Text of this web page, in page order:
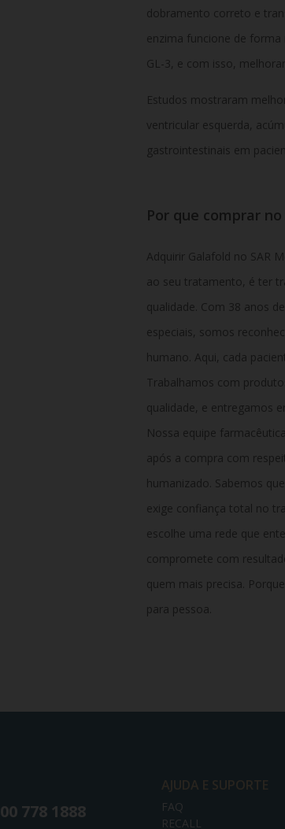
dobramento correto e
enzima funcione de
GL-3, e com isso,
Estudos mostraram
ventricular esquerda,
gastrointestinais em
Por que comprar
Adquirir Galafold no SAR
ao seu tratamento, é ter
qualidade. Com 38 anos
especiais, somos
humano. Aqui, cada
Trabalhamos com
qualidade, e entregamos
Nossa equipe
após a compra com
humanizado. Sabemos
exige confiança total no
escolhe uma rede que
compromete com
quem mais precisa.
para pessoa.
778 1888
AJUDA E SUPORTE
FAQ
RECALL